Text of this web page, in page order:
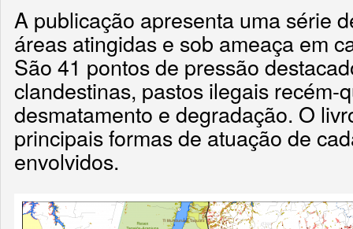
A publicação apresenta uma série
áreas atingidas e sob ameaça em
São 41 pontos de pressão
clandestinas, pastos ilegais recém-
desmatamento e degradação. O
principais formas de atuação de
envolvidos.